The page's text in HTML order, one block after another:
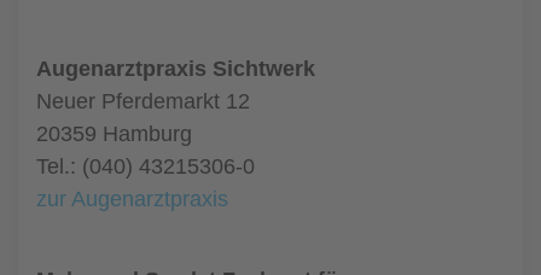
Augenarztpraxis Sichtwerk
Neuer Pferdemarkt 12
20359 Hamburg
Tel.: (040) 43215306-0
zur Augenarztpraxis